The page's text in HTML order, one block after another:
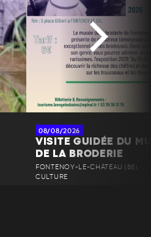
08/08/2026
VISITE GUIDÉE DU
DE LA BRODERIE
FONTENOY-LE-CHÂTEAU (88) •
CULTURE